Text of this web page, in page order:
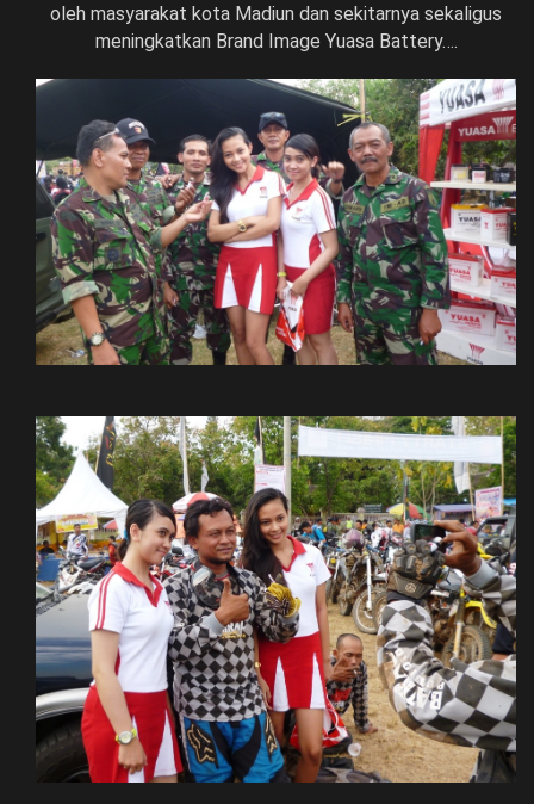
oleh masyarakat kota Madiun dan sekitarnya sekaligus
meningkatkan Brand Image Yuasa Battery….